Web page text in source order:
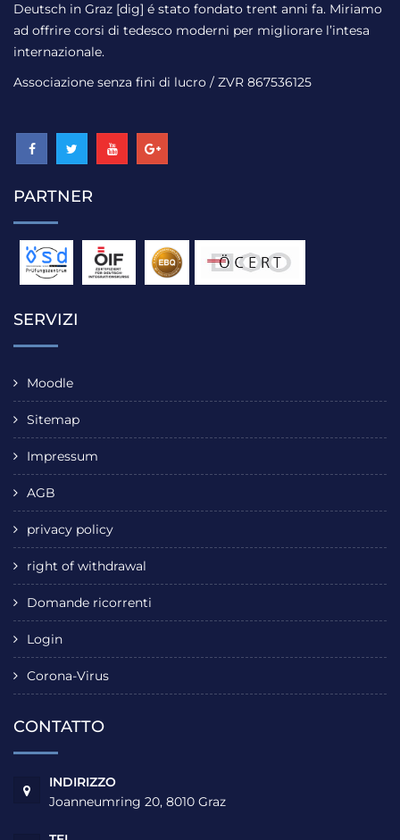
Deutsch in Graz [dig] é stato fondato trent anni fa. Miriamo
ad offrire corsi di tedesco moderni per migliorare l’intesa
internazionale.
Associazione senza fini di lucro / ZVR 867536125
PARTNER
SERVIZI
Moodle
Sitemap
Impressum
AGB
privacy policy
right of withdrawal
Domande ricorrenti
Login
Corona-Virus
CONTATTO
INDIRIZZO
Joanneumring 20, 8010 Graz